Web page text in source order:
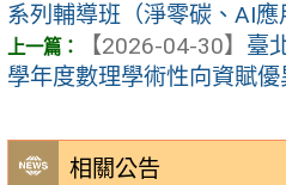
相關公告
系列輔導班（淨零碳、AI應
【2026-04-30】 臺
學年度數理學術性向資賦優